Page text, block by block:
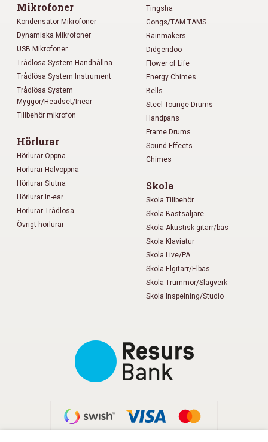
Mikrofoner
Kondensator Mikrofoner
Dynamiska Mikrofoner
USB Mikrofoner
Trådlösa System Handhållna
Trådlösa System Instrument
Trådlösa System
Myggor/Headset/Inear
Tillbehör mikrofon
Hörlurar
Hörlurar Öppna
Hörlurar Halvöppna
Hörlurar Slutna
Hörlurar In-ear
Hörlurar Trådlösa
Övrigt hörlurar
Tingsha
Gongs/TAM TAMS
Rainmakers
Didgeridoo
Flower of Life
Energy Chimes
Bells
Steel Tounge Drums
Handpans
Frame Drums
Sound Effects
Chimes
Skola
Skola Tillbehör
Skola Bästsäljare
Skola Akustisk gitarr/bas
Skola Klaviatur
Skola Live/PA
Skola Elgitarr/Elbas
Skola Trummor/Slagverk
Skola Inspelning/Studio